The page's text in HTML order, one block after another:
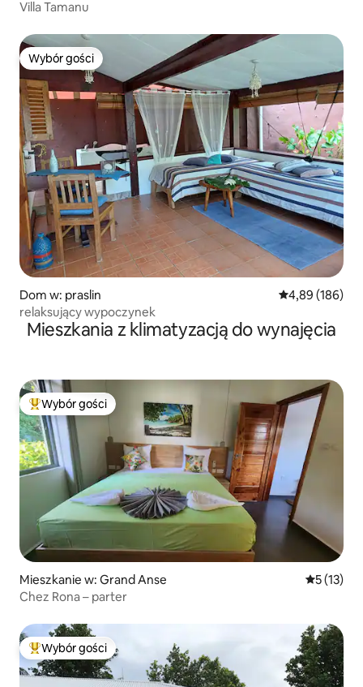
Villa Tamanu
Wybór gości
Wybór gości
Dom w: praslin Średnia
4,89 (186)
relaksujący wypoczynek
Mieszkania z klimatyzacją do wynajęcia
Najpopularniejsze z kategorii Wybór gości
Wybór gości
Mieszkanie w: Grand Anse Średnia
5 (13)
Chez Rona – parter
Najpopularniejsze z kategorii Wybór gości
Wybór gości